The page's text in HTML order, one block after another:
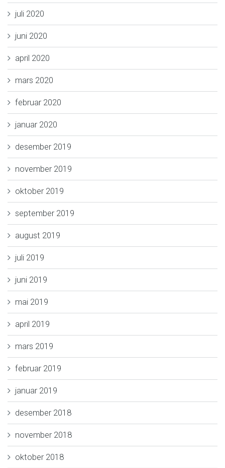
juli 2020
juni 2020
april 2020
mars 2020
februar 2020
januar 2020
desember 2019
november 2019
oktober 2019
september 2019
august 2019
juli 2019
juni 2019
mai 2019
april 2019
mars 2019
februar 2019
januar 2019
desember 2018
november 2018
oktober 2018